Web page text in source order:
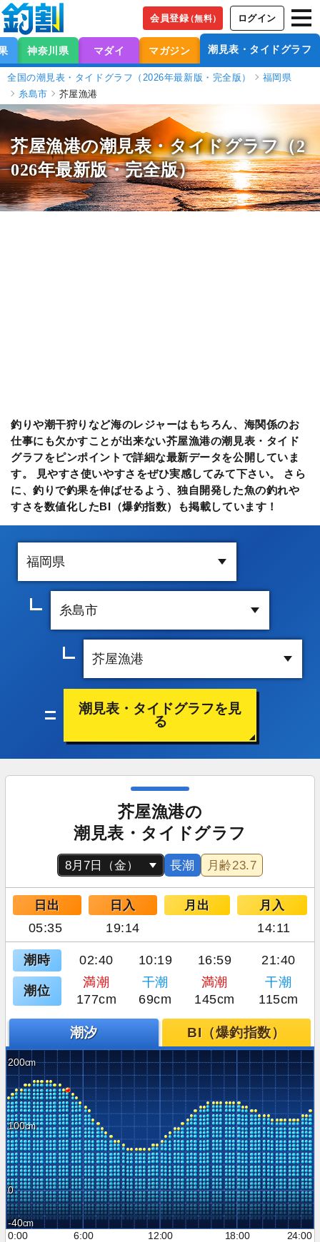
会員登録（無料） ログイン
神奈川県 マダイ マガジン 潮見表・タイドグラフ
全国の潮見表・タイドグラフ（2026年最新版・完全版）
福岡県
糸島市
芥屋漁港
芥屋漁港の潮見表・タイドグラフ（2
026年最新版・完全版）
釣りや潮干狩りなど海のレジャーはもちろん、海関係のお
仕事にも欠かすことが出来ない芥屋漁港の潮見表・タイド
グラフをピンポイントで詳細な最新データを公開していま
す。 見やすさ使いやすさをぜひ実感してみて下さい。 さら
に、釣りで釣果を伸ばせるよう、独自開発した魚の釣れや
すさを数値化したBI（爆釣指数）も掲載しています！
潮見表・タイドグラフを見
る
芥屋漁港の
潮見表・タイドグラフ
長潮 月齢23.7
日出 日入 月出 月入
05:35 19:14 14:11
潮時 02:40 10:19 16:59 21:40
潮位
満潮 干潮 満潮
干潮
177cm
69cm 145cm 115cm
潮汐 BI（爆釣指数）
200
100
0
-40
0:00
6:00 12:00 18:00 24:00